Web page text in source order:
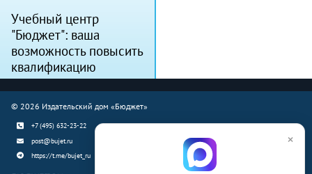
Учебный центр
"Бюджет": ваша
возможность повысить
квалификацию
© 2026 Издательский дом «Бюджет»
+7 (495) 632-23-22
post@bujet.ru
https://t.me/bujet_ru
×